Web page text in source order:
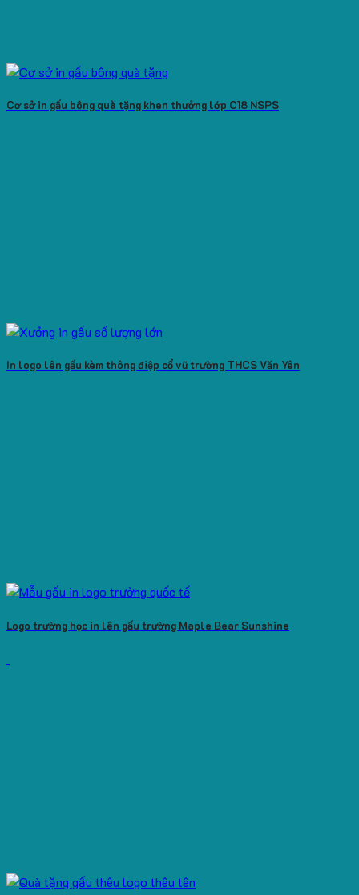
Cơ sở in gấu bông quà tặng khen thưởng lớp C18 NSPS
In logo lên gấu kèm thông điệp cổ vũ trường THCS Văn Yên
Logo trường học in lên gấu trường Maple Bear Sunshine